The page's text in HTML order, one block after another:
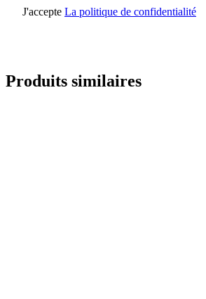
J'accepte La politique de confidentialité
Produits similaires